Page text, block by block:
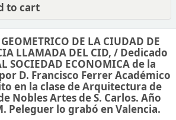
to cart
DE LA CIUDAD DE
LLAMADA DEL CID, / Dedicado
SOCIEDAD ECONOMICA de la
D. Francisco Ferrer Académico
en la clase de Arquitectura de
Nobles Artes de S. Carlos. Año
Peleguer lo grabó en Valencia.